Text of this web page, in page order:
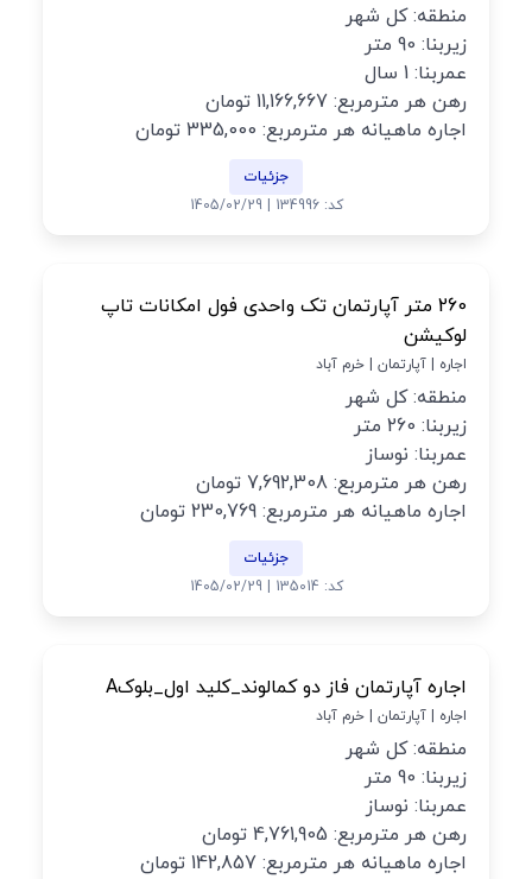
منطقه: کل شهر
زیربنا: 90 متر
عمربنا: 1 سال
رهن هر مترمربع: 11,166,667 تومان
اجاره ماهیانه هر مترمربع: 335,000 تومان
جزئیات
کد: 134996 | 1405/02/29
260 متر آپارتمان تک واحدی فول امکانات تاپ
لوکیشن
اجاره | آپارتمان | خرم آباد
منطقه: کل شهر
زیربنا: 260 متر
عمربنا: نوساز
رهن هر مترمربع: 7,692,308 تومان
اجاره ماهیانه هر مترمربع: 230,769 تومان
جزئیات
کد: 135014 | 1405/02/29
اجاره آپارتمان فاز دو کمالوند_کلید اول_بلوکA
اجاره | آپارتمان | خرم آباد
منطقه: کل شهر
زیربنا: 90 متر
عمربنا: نوساز
رهن هر مترمربع: 4,761,905 تومان
اجاره ماهیانه هر مترمربع: 142,857 تومان